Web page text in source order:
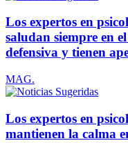
Los expertos en
saludan siempre en
defensiva y tienen
MAG.
Los expertos en
mantienen la calma